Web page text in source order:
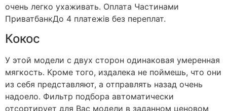
очень легко ухаживать. Оплата Частинами
ПриватбанкДо 4 платежів без переплат.
Кокос
У этой модели с двух сторон одинаковая умеренная
мягкость. Кроме того, издалека не поймешь, что они
из себя представляют, а отправлять назад очень
надоело. Фильтр подбора автоматически
отсортирует для Вас модели в заданном ценовом